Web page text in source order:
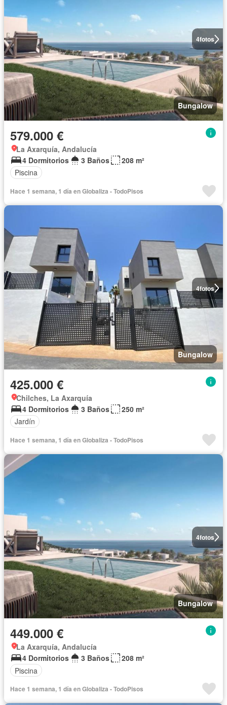
4fotos
Bungalow
579.000 €
La Axarquía, Andalucía
4 Dormitorios
3 Baños
208 m²
Piscina
Hace 1 semana, 1 día en Globaliza - TodoPisos
4fotos
Bungalow
425.000 €
Chilches, La Axarquía
4 Dormitorios
3 Baños
250 m²
Jardín
Hace 1 semana, 1 día en Globaliza - TodoPisos
4fotos
Bungalow
449.000 €
La Axarquía, Andalucía
4 Dormitorios
3 Baños
208 m²
Piscina
Hace 1 semana, 1 día en Globaliza - TodoPisos